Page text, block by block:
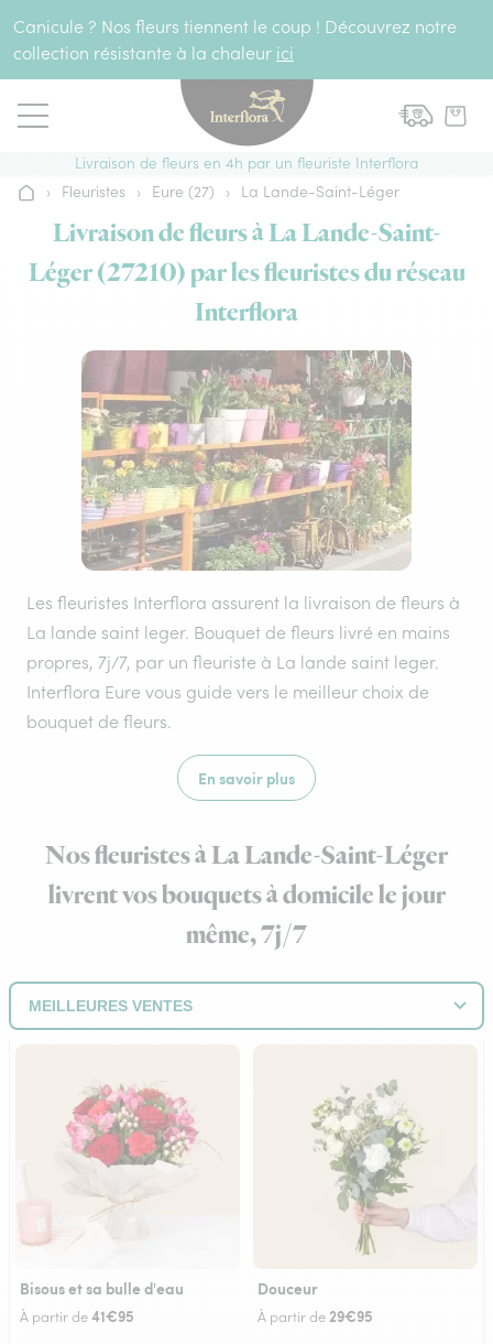
Canicule ? Nos fleurs tiennent le coup ! Découvrez notre
collection résistante à la chaleur ici
Livraison de fleurs en 4h par un fleuriste Interflora
Accueil
› Fleuristes › Eure (27) › La Lande-Saint-Léger
Livraison de fleurs à La Lande-Saint-
Léger (27210) par les fleuristes du réseau
Interflora
Les fleuristes Interflora assurent la livraison de fleurs à
La lande saint leger. Bouquet de fleurs livré en mains
propres, 7j/7, par un fleuriste à La lande saint leger.
Interflora Eure vous guide vers le meilleur choix de
bouquet de fleurs.
En savoir plus
Nos fleuristes à La Lande-Saint-Léger
livrent vos bouquets à domicile le jour
même, 7j/7
Bisous et sa bulle d'eau
À partir de41€95
Douceur
À partir de29€95